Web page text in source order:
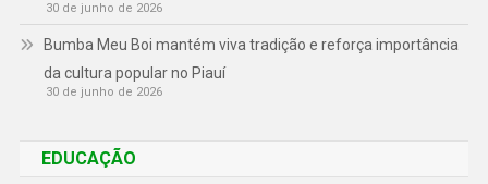
30 de junho de 2026
Bumba Meu Boi mantém viva tradição e reforça importância
da cultura popular no Piauí
30 de junho de 2026
EDUCAÇÃO